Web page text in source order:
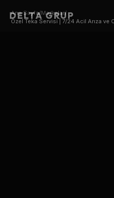
DELTA GRUP
Ana Sayfa/Markalar/
Özel Teka Servisi | 7/24 Acil Arıza ve